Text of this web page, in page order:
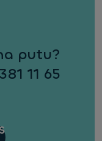
putu?
11 65